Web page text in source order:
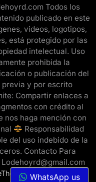
Todos los
publicado en este
videos, logotipos,
está protegido por las
intelectual. Uso
prohibida la
o publicación del
y por escrito
Compartir enlaces a
con crédito al
nos haga mención con
Responsabilidad
del uso indebido de la
Contacto Para
.WhatsApp us